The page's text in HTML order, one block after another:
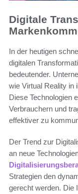
Digitale
In der heutigen
digitalen
bedeutender.
wie Virtual Reality in
Diese Technologien
Verbrauchern und
effektiver zu
Der Trend zur
an neue
Strategien den
gerecht werden. Die